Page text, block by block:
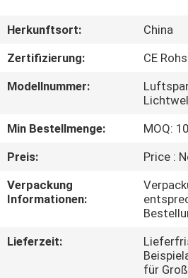
UNS
AUSFLUG
TRETEN
MIT
Herkunftsort:
China
Zertifizierung:
CE
Modellnummer:
Min Bestellmenge:
MOQ:
Preis:
Price :
Verpackung
Informationen:
Lieferzeit:
für